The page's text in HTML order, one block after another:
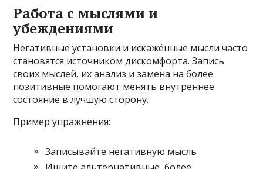
Работа с мыслями и
убеждениями
Негативные установки и искажённые мысли часто
становятся источником дискомфорта. Запись
своих мыслей, их анализ и замена на более
позитивные помогают менять внутреннее
состояние в лучшую сторону.
Пример упражнения:
Записывайте негативную мысль